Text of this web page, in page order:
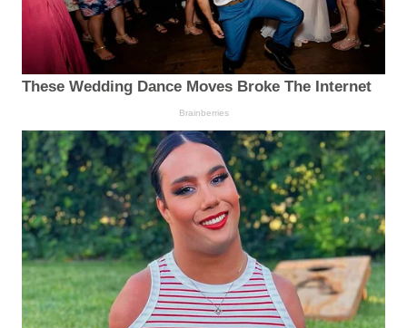
These Wedding Dance Moves Broke The Internet
Brainberries